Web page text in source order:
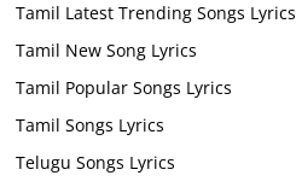
Tamil Latest Trending Songs Lyrics
Tamil New Song Lyrics
Tamil Popular Songs Lyrics
Tamil Songs Lyrics
Telugu Songs Lyrics